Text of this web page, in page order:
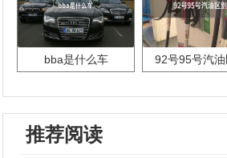
bba是什么车 92号95号汽油
推荐阅读